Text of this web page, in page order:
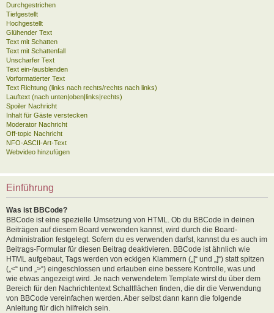
Durchgestrichen
Tiefgestellt
Hochgestellt
Glühender Text
Text mit Schatten
Text mit Schattenfall
Unscharfer Text
Text ein-/ausblenden
Vorformatierter Text
Text Richtung (links nach rechts/rechts nach links)
Lauftext (nach unten|oben|links|rechts)
Spoiler Nachricht
Inhalt für Gäste verstecken
Moderator Nachricht
Off-topic Nachricht
NFO-ASCII-Art-Text
Webvideo hinzufügen
Einführung
Was ist BBCode?
BBCode ist eine spezielle Umsetzung von HTML. Ob du BBCode in deinen
Beiträgen auf diesem Board verwenden kannst, wird durch die Board-
Administration festgelegt. Sofern du es verwenden darfst, kannst du es auch im
Beitrags-Formular für diesen Beitrag deaktivieren. BBCode ist ähnlich wie
HTML aufgebaut, Tags werden von eckigen Klammern („[“ und „]“) statt spitzen
(„<“ und „>“) eingeschlossen und erlauben eine bessere Kontrolle, was und
wie etwas angezeigt wird. Je nach verwendetem Template wirst du über dem
Bereich für den Nachrichtentext Schaltflächen finden, die dir die Verwendung
von BBCode vereinfachen werden. Aber selbst dann kann die folgende
Anleitung für dich hilfreich sein.